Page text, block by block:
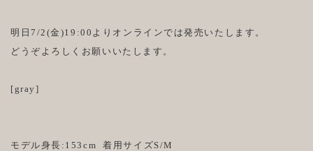
明日7/2(金)19:00よりオンラインでは発売いたします。
どうぞよろしくお願いいたします。
[gray]
モデル身長:153cm 着用サイズS/M